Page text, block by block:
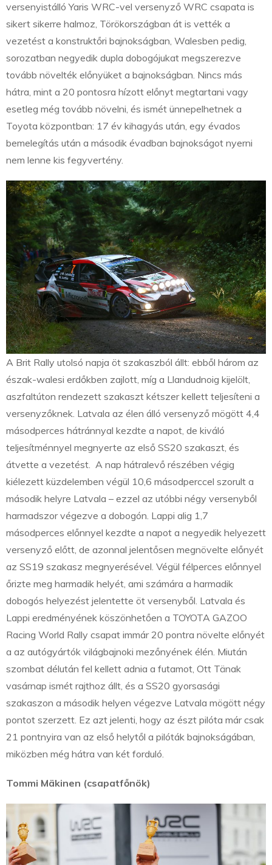
versenyistálló Yaris WRC-vel versenyző WRC csapata is
sikert sikerre halmoz, Törökországban át is vették a
vezetést a konstruktőri bajnokságban, Walesben pedig,
sorozatban negyedik dupla dobogójukat megszerezve
tovább növelték előnyüket a bajnokságban. Nincs más
hátra, mint a 20 pontosra hízott előnyt megtartani vagy
esetleg még tovább növelni, és ismét ünnepelhetnek a
Toyota központban: 17 év kihagyás után, egy évados
bemelegítás után a második évadban bajnokságot nyerni
nem lenne kis fegyvertény.
A Brit Rally utolsó napja öt szakaszból állt: ebből három az
észak-walesi erdőkben zajlott, míg a Llandudnoig kijelölt,
aszfaltúton rendezett szakaszt kétszer kellett teljesíteni a
versenyzőknek. Latvala az élen álló versenyző mögött 4,4
másodperces hátránnyal kezdte a napot, de kiváló
teljesítménnyel megnyerte az első SS20 szakaszt, és
átvette a vezetést. A nap hátralevő részében végig
kiélezett küzdelemben végül 10,6 másodperccel szorult a
második helyre Latvala – ezzel az utóbbi négy versenyből
harmadszor végezve a dobogón. Lappi alig 1,7
másodperces előnnyel kezdte a napot a negyedik helyezett
versenyző előtt, de azonnal jelentősen megnövelte előnyét
az SS19 szakasz megnyerésével. Végül félperces előnnyel
őrizte meg harmadik helyét, ami számára a harmadik
dobogós helyezést jelentette öt versenyből. Latvala és
Lappi eredményének köszönhetően a TOYOTA GAZOO
Racing World Rally csapat immár 20 pontra növelte előnyét
a az autógyártók világbajnoki mezőnyének élén. Miután
szombat délután fel kellett adnia a futamot, Ott Tänak
vasárnap ismét rajthoz állt, és a SS20 gyorsasági
szakaszon a második helyen végezve Latvala mögött négy
pontot szerzett. Ez azt jelenti, hogy az észt pilóta már csak
21 pontnyira van az első helytől a pilóták bajnokságában,
miközben még hátra van két forduló.
Tommi Mäkinen (csapatfőnök)